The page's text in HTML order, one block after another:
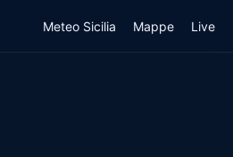
Meteo Sicilia Mappe Live